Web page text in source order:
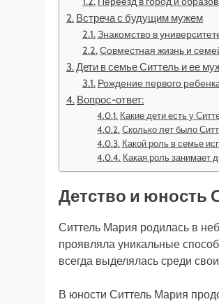
Встреча с будущим мужем
Знакомство в
Совместная жизнь и
Дети в семье Ситтель и ее
Рождение первого
Вопрос-ответ:
Какие дети есть у
Сколько лет было
Какой роль в семье
Какая роль занимает
Детство и юность
Ситтель Мария родилась в
проявляла уникальные
всегда выделялась среди
В юности Ситтель Мария